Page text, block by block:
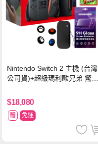
Nintendo Switch 2 主機 (台灣
公司貨)+超級瑪利歐兄弟 驚奇
球 狂熱 中文版
$18,080
贈 免運